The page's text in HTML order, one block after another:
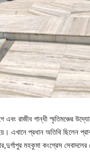
এবং রাজীব গান্ধী স্মৃতিমঞ্চের
হয়। এখানে প্রধান অতিথি
মহকুমা কংগ্রেস